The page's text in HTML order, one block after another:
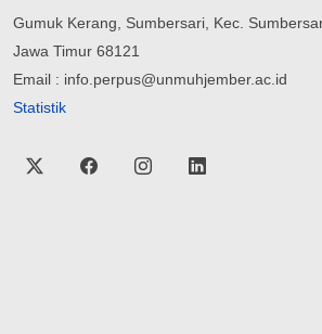
Gumuk Kerang, Sumbersari, Kec.
Jawa Timur 68121
Email : info.perpus@unmuhjember.ac.id
Statistik